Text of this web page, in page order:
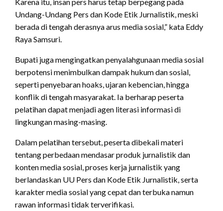
Undang-Undang Pers dan Kode Etik Jurnalistik, meski
berada di tengah derasnya arus media sosial,” kata Eddy
Raya Samsuri.
Bupati juga mengingatkan penyalahgunaan media sosial
berpotensi menimbulkan dampak hukum dan sosial,
seperti penyebaran hoaks, ujaran kebencian, hingga
konflik di tengah masyarakat. Ia berharap peserta
pelatihan dapat menjadi agen literasi informasi di
lingkungan masing-masing.
Dalam pelatihan tersebut, peserta dibekali materi
tentang perbedaan mendasar produk jurnalistik dan
konten media sosial, proses kerja jurnalistik yang
berlandaskan UU Pers dan Kode Etik Jurnalistik, serta
karakter media sosial yang cepat dan terbuka namun
rawan informasi tidak terverifikasi.